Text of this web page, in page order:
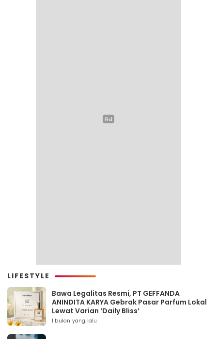
LIFESTYLE
Bawa Legalitas Resmi, PT GEFFANDA
ANINDITA KARYA Gebrak Pasar Parfum Lokal
Lewat Varian ‘Daily Bliss’
1 bulan yang lalu